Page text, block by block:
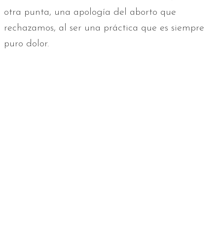
otra punta, una apología del aborto que
rechazamos, al ser una práctica que es siempre
puro dolor.